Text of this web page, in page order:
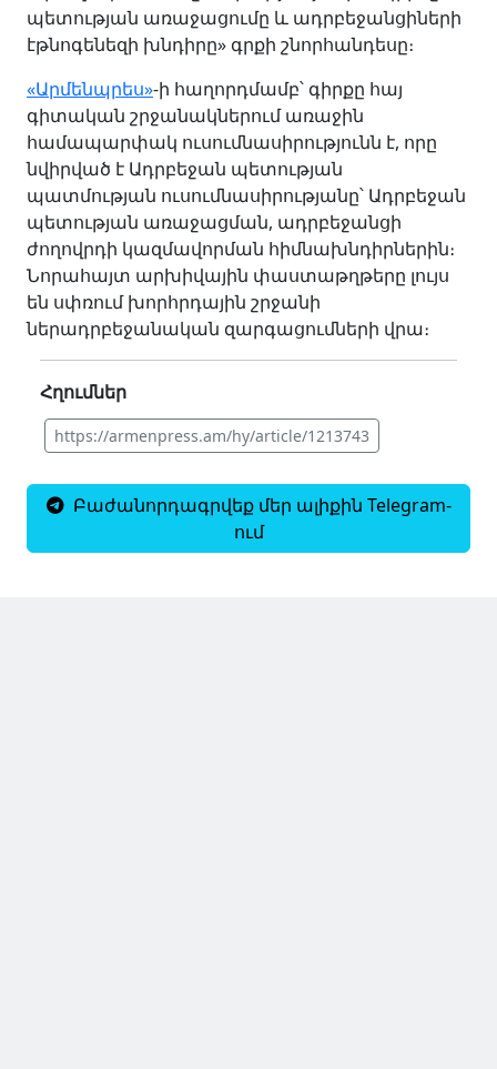
պետության առաջացումը և ադրբեջանցիների
էթնոգենեզի խնդիրը» գրքի շնորհանդեսը։
«Արմենպրես»-ի հաղորդմամբ՝ գիրքը հայ
գիտական շրջանակներում առաջին
համապարփակ ուսումնասիրությունն է, որը
նվիրված է Ադրբեջան պետության
պատմության ուսումնասիրությանը՝ Ադրբեջան
պետության առաջացման, ադրբեջանցի
ժողովրդի կազմավորման հիմնախնդիրներին։
Նորահայտ արխիվային փաստաթղթերը լույս
են սփռում խորհրդային շրջանի
ներադրբեջանական զարգացումների վրա։
Հղումներ
https://armenpress.am/hy/article/1213743
Բաժանորդագրվեք մեր ալիքին Telegram-
ում